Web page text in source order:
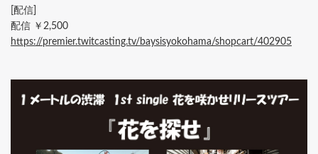
[配信]
配信 ￥2,500
https://premier.twitcasting.tv/baysisyokohama/shopcart/402905